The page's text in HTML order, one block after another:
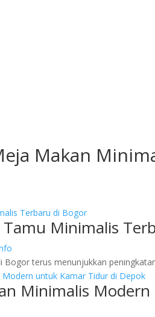
Makan
Minimalis
Bogor terus menunjukkan
Minimalis